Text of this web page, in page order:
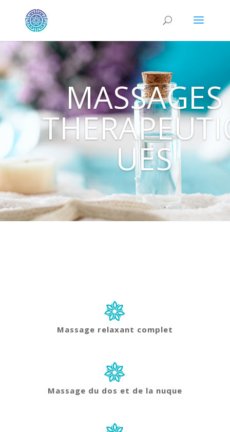
MASSAGES
UES
Massage relaxant complet
Massage du dos et de la nuque